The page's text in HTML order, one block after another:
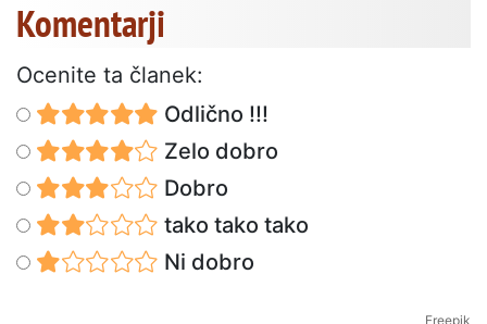
Komentarji
Ocenite ta članek:
Odlično !!!
Zelo dobro
Dobro
tako tako tako
Ni dobro
Freepik